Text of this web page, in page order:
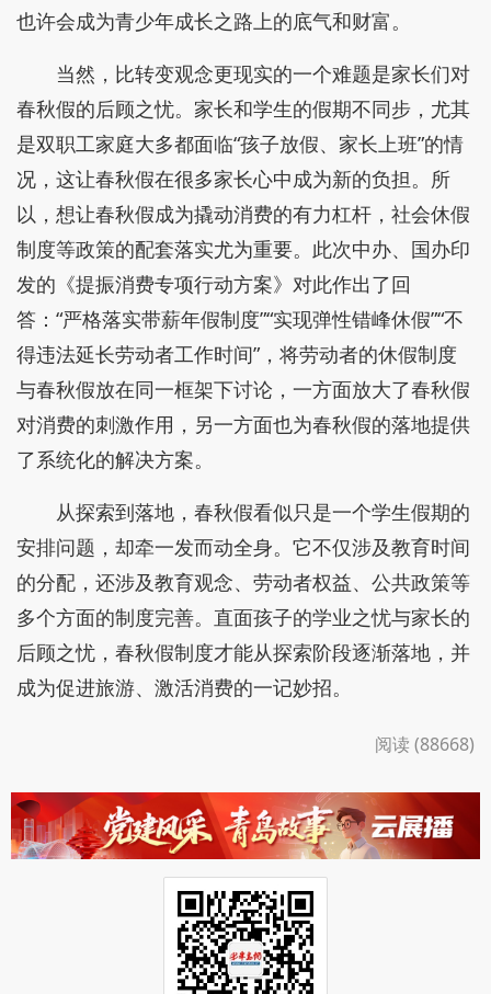
也许会成为青少年成长之路上的底气和财富。
当然，比转变观念更现实的一个难题是家长们对
春秋假的后顾之忧。家长和学生的假期不同步，尤其
是双职工家庭大多都面临“孩子放假、家长上班”的情
况，这让春秋假在很多家长心中成为新的负担。所
以，想让春秋假成为撬动消费的有力杠杆，社会休假
制度等政策的配套落实尤为重要。此次中办、国办印
发的《提振消费专项行动方案》对此作出了回
答：“严格落实带薪年假制度”“实现弹性错峰休假”“不
得违法延长劳动者工作时间”，将劳动者的休假制度
与春秋假放在同一框架下讨论，一方面放大了春秋假
对消费的刺激作用，另一方面也为春秋假的落地提供
了系统化的解决方案。
从探索到落地，春秋假看似只是一个学生假期的
安排问题，却牵一发而动全身。它不仅涉及教育时间
的分配，还涉及教育观念、劳动者权益、公共政策等
多个方面的制度完善。直面孩子的学业之忧与家长的
后顾之忧，春秋假制度才能从探索阶段逐渐落地，并
成为促进旅游、激活消费的一记妙招。
阅读 (88668)